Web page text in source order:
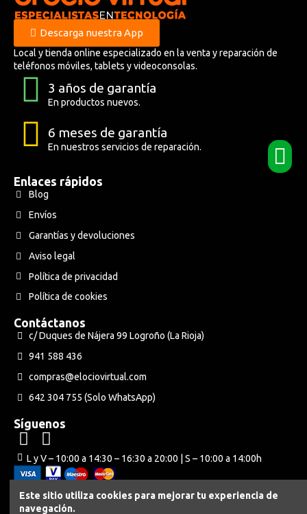
Descarga nuestra App
Local y tienda online especializado en la venta y reparación de
teléfonos móviles, tablets y videoconsolas.
3 años de garantía
En productos nuevos.
6 meses de garantía
En nuestros servicios de reparación.
Enlaces rápidos
Blog
Envíos
Garantías y devoluciones
Aviso legal
Política de privacidad
Política de cookies
Contáctanos
c/ Duques de Nájera 99 Logroño (La Rioja)
941 588 436
compras@elociovirtual.com
642 304 755 (Solo WhatsApp)
Síguenos
L y V – 10:00 a 14:30 – 16:30 a 20:00 | S – 10:00 a 14:00h
Este sitio utiliza cookies para mejorar tu experiencia de
navegación.